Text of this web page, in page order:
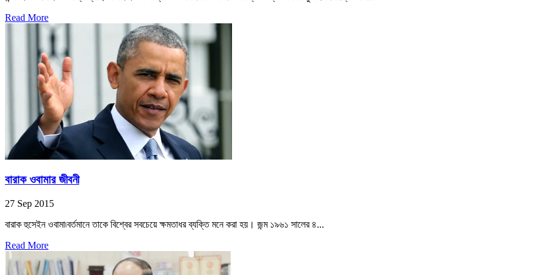
Read More
বারাক ওবামার জীবনী
27 Sep 2015
বারাক হুসেইন ওবামা৷বর্তমানে তাকে বিশ্বের সবচেয়ে ক্ষমতাধর ব্যক্তি মনে করা হয়। জন্ম ১৯৬১ সালের ৪...
Read More